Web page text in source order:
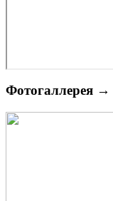
Фотогаллерея →